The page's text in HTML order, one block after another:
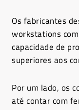
Os fabricantes
workstations
capacidade de
superiores aos
Por um lado, os
até contar com